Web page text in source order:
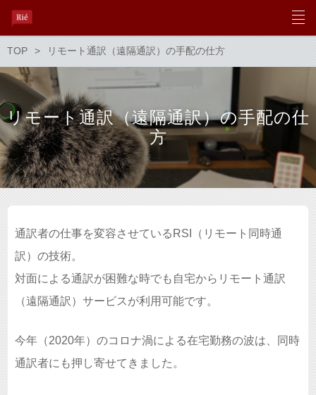
TOP リモート通訳（遠隔通訳）の手配の仕方
リモート通訳（遠隔通訳）の手配の仕
方
通訳者の仕事を変容させているRSI（リモート同時通
訳）の技術。
対面による通訳が困難な時でも自宅からリモート通訳
（遠隔通訳）サービスが利用可能です。
今年（2020年）のコロナ渦による在宅勤務の波は、同時
通訳者にも押し寄せてきました。